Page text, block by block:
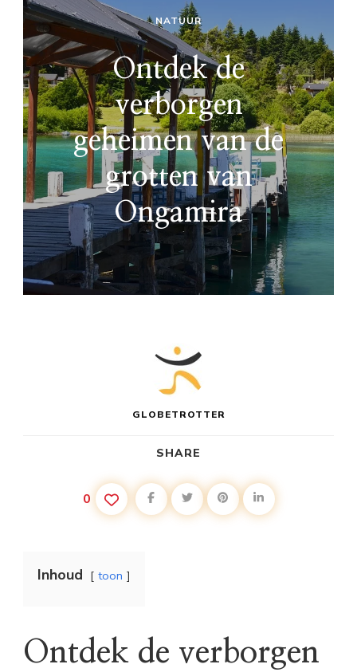
NATUUR
Ontdek de
verborgen
geheimen van de
grotten van
Ongamira
GLOBETROTTER
SHARE
0
Inhoud toon
Ontdek de verborgen